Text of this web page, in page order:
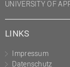
Recht
Science to
UNIVERSITY OF
LINKS
Impressum
Datenschutz